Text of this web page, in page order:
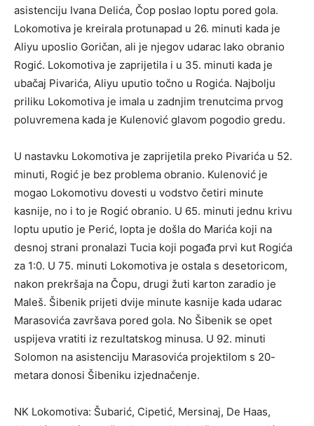
asistenciju Ivana Delića, Čop poslao loptu pored gola.
Lokomotiva je kreirala protunapad u 26. minuti kada je
Aliyu uposlio Goričan, ali je njegov udarac lako obranio
Rogić. Lokomotiva je zaprijetila i u 35. minuti kada je
ubačaj Pivarića, Aliyu uputio točno u Rogića. Najbolju
priliku Lokomotiva je imala u zadnjim trenutcima prvog
poluvremena kada je Kulenović glavom pogodio gredu.
U nastavku Lokomotiva je zaprijetila preko Pivarića u 52.
minuti, Rogić je bez problema obranio. Kulenović je
mogao Lokomotivu dovesti u vodstvo četiri minute
kasnije, no i to je Rogić obranio. U 65. minuti jednu krivu
loptu uputio je Perić, lopta je došla do Marića koji na
desnoj strani pronalazi Tucia koji pogađa prvi kut Rogića
za 1:0. U 75. minuti Lokomotiva je ostala s desetoricom,
nakon prekršaja na Čopu, drugi žuti karton zaradio je
Maleš. Šibenik prijeti dvije minute kasnije kada udarac
Marasovića završava pored gola. No Šibenik se opet
uspijeva vratiti iz rezultatskog minusa. U 92. minuti
Solomon na asistenciju Marasovića projektilom s 20-
metara donosi Šibeniku izjednačenje.
NK Lokomotiva: Šubarić, Cipetić, Mersinaj, De Haas,